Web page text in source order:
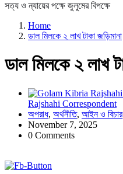
সত্য ও ন্যায়ের পক্ষে জুলুমের বিপক্ষে
Home
ডাল মিলকে ২ লাখ টাকা জড়িমানা
ডাল মিলকে ২ লাখ
Rajshahi Correspondent
অপরাধ, অর্থনীতি, আইন ও বিচার
November 7, 2025
0 Comments